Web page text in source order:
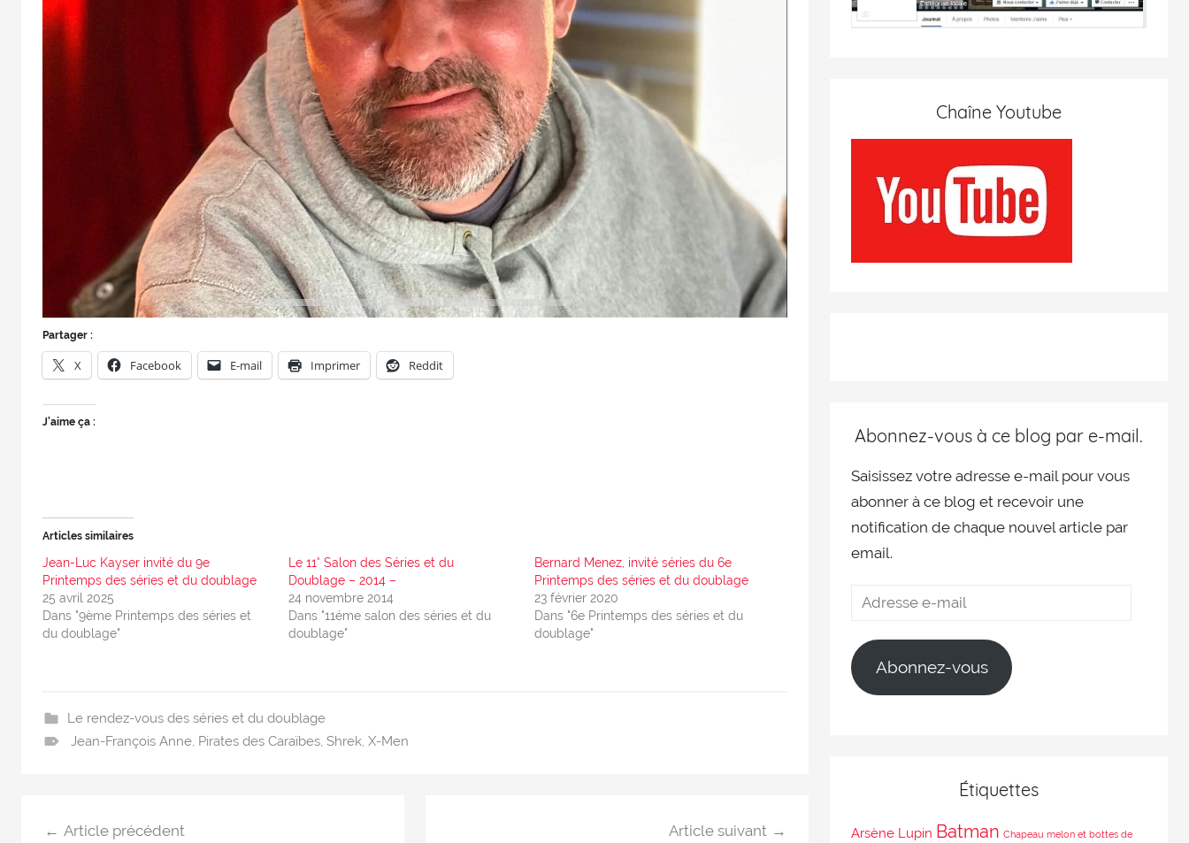
Partager :
X Facebook E-mail Imprimer Reddit
J’aime ça :
Articles similaires
Jean-Luc Kayser invité du 9e
Printemps des séries et du doublage
25 avril 2025
Dans "9ème Printemps des séries et
du doublage"
Le 11° Salon des Séries et du
Doublage – 2014 –
24 novembre 2014
Dans "11éme salon des séries et du
doublage"
Bernard Menez, invité séries du 6e
Printemps des séries et du doublage
23 février 2020
Dans "6e Printemps des séries et du
doublage"
Le rendez-vous des séries et du doublage
Jean-François Anne, Pirates des Caraïbes, Shrek, X-Men
Article précédent Article suivant
Chaîne Youtube
Abonnez-vous à ce blog par e-mail.
Saisissez votre adresse e-mail pour vous
abonner à ce blog et recevoir une
notification de chaque nouvel article par
email.
Abonnez-vous
Étiquettes
Arsène Lupin Batman Chapeau melon et bottes de